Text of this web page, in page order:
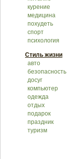
курение
медицина
похудеть
спорт
психология
Стиль жизни
авто
безопасность
досуг
компьютер
одежда
отдых
подарок
праздник
туризм